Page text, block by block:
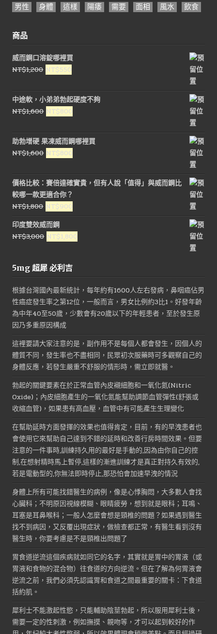
男性
身體 這樣 陽痿 需要 面相 風水 飲食
商品
威而鋼口溶錠哪裡買
NT$1,200 原
價
格：
NT$1,200。
NT$550
價
格：
NT$550。
中途軟，小弟弟勃起硬度不夠
NT$1,600 原
價
格：
NT$1,600。
NT$800
價
格：
NT$800。
助勃增硬 果凍威而鋼哪裡買
NT$1,600 原
價
格：
NT$1,600。
NT$800
價
格：
NT$800。
價格比較：賽倍達確實貴，但有人說「值得」與威而鋼比
較哪一款更適合你？
NT$1,800 原
始
價
格：
NT$900
前
價
格：
印度雙效威而鋼
NT$3,000 原
格：
NT$1,800
5mg 超犀 必利吉
根據台灣國內最新統計，每年約有1600人左右發病，鼻咽癌佔男
性癌症發生率之第12位，一般而言，男女比例約3比1。好發年齡
為中年40至50歲，少數會有20歲以下的年輕患者，至於發生原
因乃多重原因構成
這裡要請大家注意的是，副作用不是每個人都會發生，因個人的
體質不同，發生率也不盡相同，民眾初次服藥時可多觀察自己的
身體反應，若發生嚴重不舒服的情形時，需立即就醫。
勃起的關鍵要素在於正常血管內皮襯細胞和一氧化氮(Nitric
Oxide)；內皮細胞產生的一氧化氮能幫助調節血管彈性(舒張或
收縮血管)，如果患有高血壓，血管中有可能產生生理變化
在幫助延時方面發揮的效果也值得肯定，目前，有的早洩患者也
會使用它來幫助自己達到不錯的延時和改善行房時間效果。但要
注意的一件事時,訓練持久用的最好是手動的,因為由你自己的控
制,在想射精時馬上暫停,這樣的漸進訓練才是真正對持久有效的,
若是電動型的,你無法即時停止,那恐怕會加速早洩的情況
身體上所有可能找錯醫生的病例，像是心悸胸悶，大多數人會找
心臟科；不明原因視線模糊、眼睛疲勞，想到就是眼科；耳鳴、
耳塞是耳鼻喉科；一般人怎麼會想是頸椎的問題？如果遇到醫生
找不到病因，又反覆出現症狀，做檢查都正常，有醫生看到沒有
醫生時，你要考慮是不是頸椎出問題了
胃食道逆流這個疾病就如同它的名字，其實就是胃中的胃液（或
胃液和食物的混合物）往食道的方向逆流。但在了解為何胃液會
逆流之前，我們必須先認識胃和食道之間最重要的關卡：下食道
括約肌。
犀利士不能激起性慾，只能輔助陰莖勃起，所以服用犀利士後，
需要一定的性刺激，例如撫摸、親吻等，才可以起到較好的作